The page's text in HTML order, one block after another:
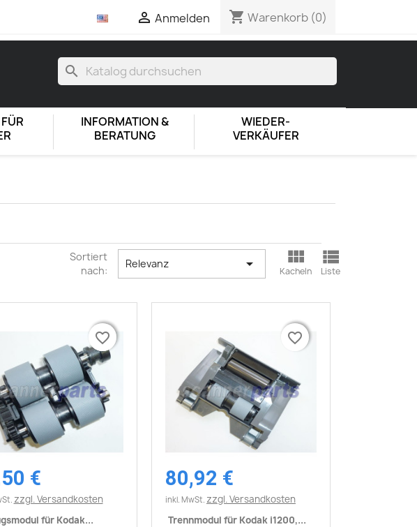
 Anmelden shopping_cart Warenkorb (0)
search
INFORMATION &
BERATUNG
WIEDER-
VERKÄUFER
Sortiert
nach:
Relevanz  
Kacheln

Liste
 Vorschau
€
zzgl. Versandkosten
für Kodak...
favorite_border
favorite_border
 Vorschau
80,92 €
inkl. MwSt. zzgl. Versandkosten
Trennmodul für Kodak i1200,...
favorite_border
favorite_border